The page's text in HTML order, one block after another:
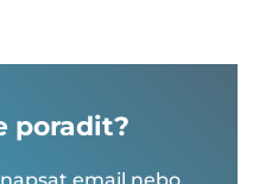
poradit?
email nebo